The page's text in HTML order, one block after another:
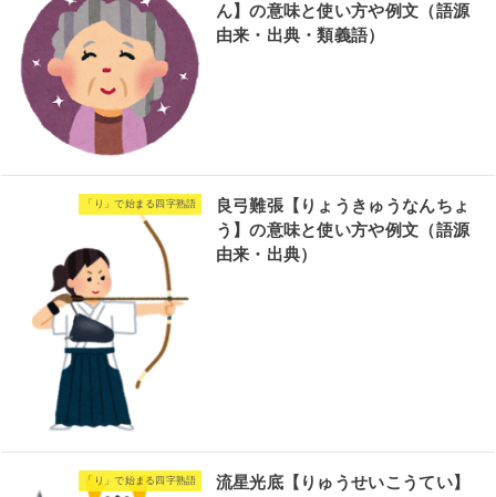
ん】の意味と使い方や例文（語源
由来・出典・類義語）
「り」で始まる四字熟語
良弓難張【りょうきゅうなんちょ
う】の意味と使い方や例文（語源
由来・出典）
「り」で始まる四字熟語
流星光底【りゅうせいこうてい】